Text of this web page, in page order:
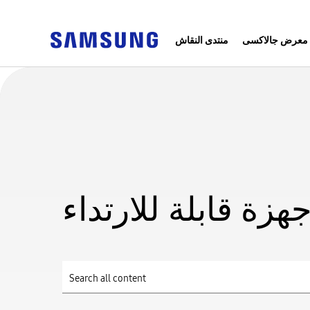
منتدى النقاش معرض جالاكسى
قابلة للارتداء